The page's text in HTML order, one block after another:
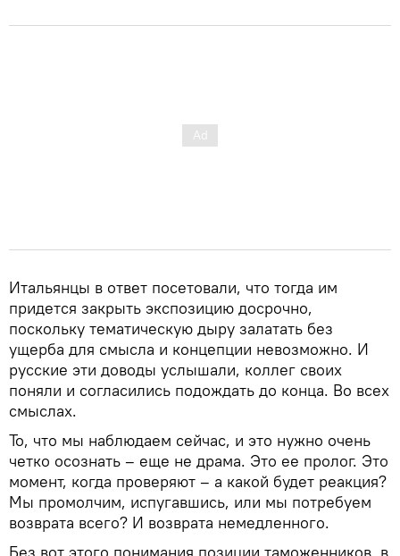
Итальянцы в ответ посетовали, что тогда им
придется закрыть экспозицию досрочно,
поскольку тематическую дыру залатать без
ущерба для смысла и концепции невозможно. И
русские эти доводы услышали, коллег своих
поняли и согласились подождать до конца. Во всех
смыслах.
То, что мы наблюдаем сейчас, и это нужно очень
четко осознать – еще не драма. Это ее пролог. Это
момент, когда проверяют – а какой будет реакция?
Мы промолчим, испугавшись, или мы потребуем
возврата всего? И возврата немедленного.